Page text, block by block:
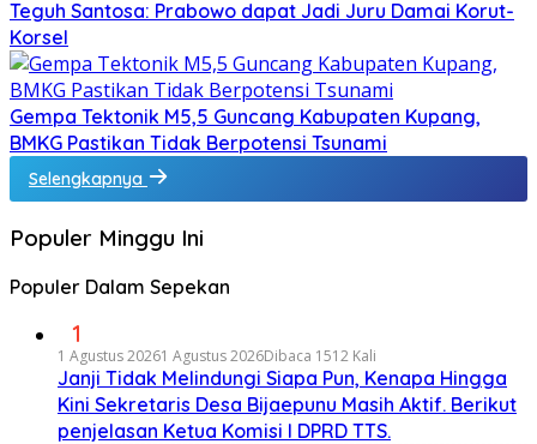
Teguh Santosa: Prabowo dapat Jadi Juru Damai Korut-
Korsel
Gempa Tektonik M5,5 Guncang Kabupaten Kupang,
BMKG Pastikan Tidak Berpotensi Tsunami
Selengkapnya
Populer Minggu Ini
Populer Dalam Sepekan
1
1 Agustus 20261 Agustus 2026Dibaca 1512 Kali
Janji Tidak Melindungi Siapa Pun, Kenapa Hingga
Kini Sekretaris Desa Bijaepunu Masih Aktif. Berikut
penjelasan Ketua Komisi I DPRD TTS.